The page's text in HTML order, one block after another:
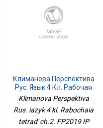
Климанова Перспектива
Рус. Язык 4 Кл. Рабочая
Тетрадь Ч.2. ФП2019 ИП
Klimanova Perspektiva
Rus. iazyk 4 kl. Rabochaia
tetrad' ch.2. FP2019 IP